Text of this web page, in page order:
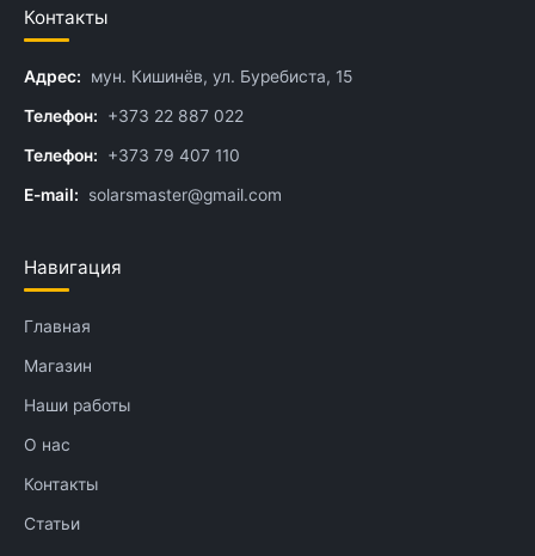
Контакты
Адрес: мун. Кишинёв, ул. Буребиста, 15
Телефон: +373 22 887 022
Телефон: +373 79 407 110
E-mail: solarsmaster@gmail.com
Навигация
Главная
Магазин
Наши работы
О нас
Контакты
Статьи